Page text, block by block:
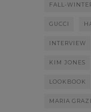
FALL-
GUCCI
INTERVIEW
KIM JONES
LOOKBOOK
MARIA